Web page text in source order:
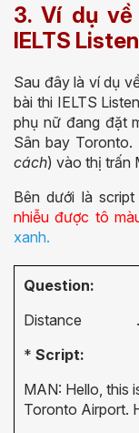
3. Ví dụ
IELTS
Sau đây là ví dụ
bài thi IELTS
phụ nữ đang đặt
Sân bay Toronto.
cách) vào thị trấn
Bên dưới là
nhiễu được tô
xanh.
Question:
Distance
* Script:
MAN: Hello, this
Toronto Airport.